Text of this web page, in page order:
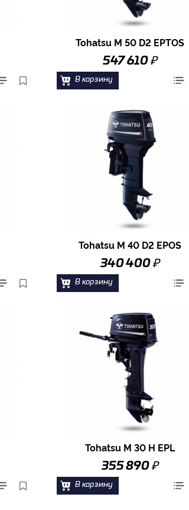
Tohatsu M 50 D2 EPTOS
547 610 ₽
В корзину
Tohatsu M 40 D2 EPOS
340 400 ₽
В корзину
Tohatsu M 30 H EPL
355 890 ₽
В корзину